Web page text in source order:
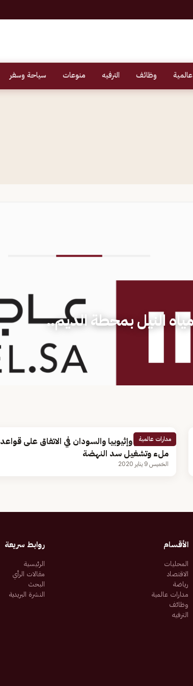
وظائف الترفيه منوعات سياحة وسفر
النيل بمحطة الديم..
مدارات عالمية
فشل مصر وإثيوبيا والسودان في الاتفاق على قواعد
ملء وتشغيل سد النهضة
الخميس 9 يناير 2020
الأقسام
المحليات
الاقتصاد
رياضة
مدارات عالمية
وظائف
الترفيه
روابط سريعة
الرئيسية
مقالات الرأي
البحث
النشرة البريدية